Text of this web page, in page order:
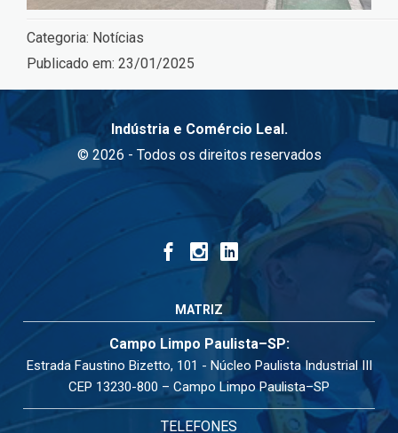
Categoria: Notícias
Publicado em: 23/01/2025
Indústria e Comércio Leal.
© 2026 - Todos os direitos reservados
MATRIZ
Campo Limpo Paulista–SP:
Estrada Faustino Bizetto, 101 - Núcleo Paulista Industrial III
CEP 13230-800 – Campo Limpo Paulista–SP
TELEFONES